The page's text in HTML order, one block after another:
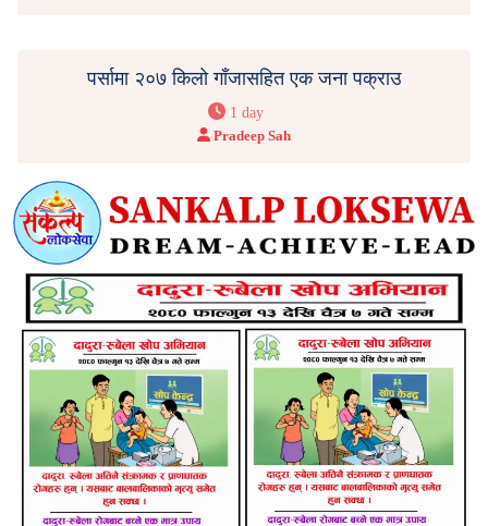
पर्सामा २०७ किलो गाँजासहित एक जना पक्राउ
1 day
Pradeep Sah